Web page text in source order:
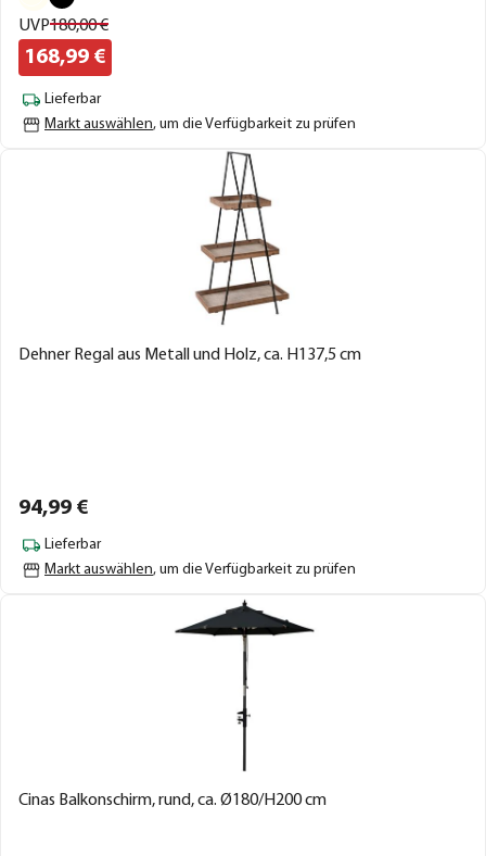
UVP180,00€
168,99 €
Lieferbar
Markt auswählen, um die Verfügbarkeit zu prüfen
Dehner Regal aus Metall und Holz, ca. H137,5 cm
94,99 €
Lieferbar
Markt auswählen, um die Verfügbarkeit zu prüfen
Cinas Balkonschirm, rund, ca. Ø180/H200 cm